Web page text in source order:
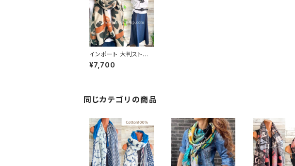
インポート 大判ストー
ル｜190cm ロングスト
ール・スカーフ｜ブラウ
¥7,700
同じカテゴリの商品